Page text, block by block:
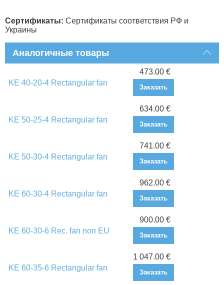
Сертификаты: Сертификаты соответствия РФ и
Украины
Аналогичные товары
KE 40-20-4 Rectangular fan
473.00 €
Заказать
KE 50-25-4 Rectangular fan
634.00 €
Заказать
KE 50-30-4 Rectangular fan
741.00 €
Заказать
KE 60-30-4 Rectangular fan
962.00 €
Заказать
KE 60-30-6 Rec. fan non EU
900.00 €
Заказать
KE 60-35-6 Rectangular fan
1 047.00 €
Заказать